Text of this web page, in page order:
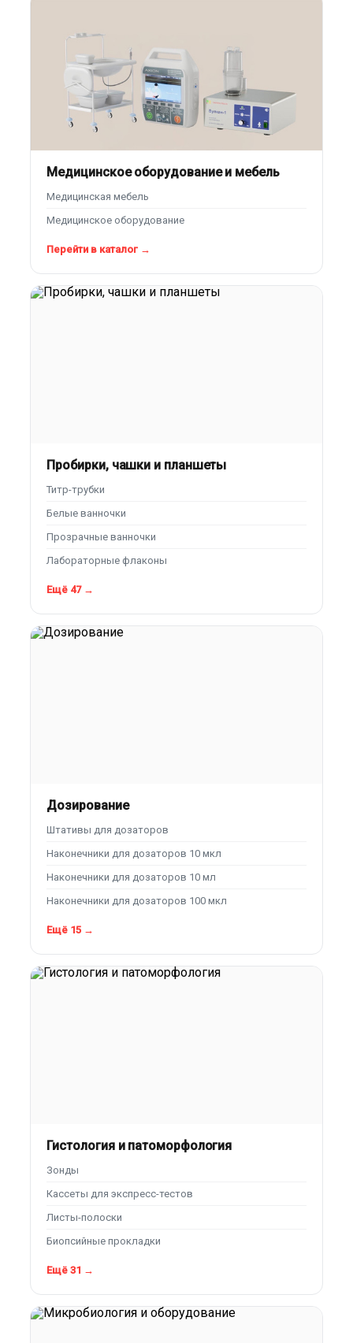
Медицинское оборудование и мебель
Медицинская мебель
Медицинское оборудование
Перейти в каталог →
Пробирки, чашки и планшеты
Титр-трубки
Белые ванночки
Прозрачные ванночки
Лабораторные флаконы
Ещё 47 →
Дозирование
Штативы для дозаторов
Наконечники для дозаторов 10 мкл
Наконечники для дозаторов 10 мл
Наконечники для дозаторов 100 мкл
Ещё 15 →
Гистология и патоморфология
Зонды
Кассеты для экспресс-тестов
Листы-полоски
Биопсийные прокладки
Ещё 31 →